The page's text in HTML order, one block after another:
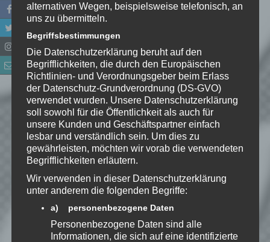
Name*
E-Mail-Adresse*
Website
*Ich habe die
Datenschutzerklärungzur
Kenntnis genommen. Ich stimme
zu, dass meine Angaben dauerhaft
Benachrichtige mich über
nachfolgende Kommentare via E-
Mail.
alternativen Wegen, beispielsweise telefonisch, an
uns zu übermitteln.
Begriffsbestimmungen
Die Datenschutzerklärung beruht auf den
Begrifflichkeiten, die durch den Europäischen
Richtlinien- und Verordnungsgeber beim Erlass
der Datenschutz-Grundverordnung (DS-GVO)
verwendet wurden. Unsere Datenschutzerklärung
soll sowohl für die Öffentlichkeit als auch für
unsere Kunden und Geschäftspartner einfach
lesbar und verständlich sein. Um dies zu
gewährleisten, möchten wir vorab die verwendeten
Begrifflichkeiten erläutern.
Wir verwenden in dieser Datenschutzerklärung
unter anderem die folgenden Begriffe:
a) personenbezogene Daten
Personenbezogene Daten sind alle
Informationen, die sich auf eine identifizierte